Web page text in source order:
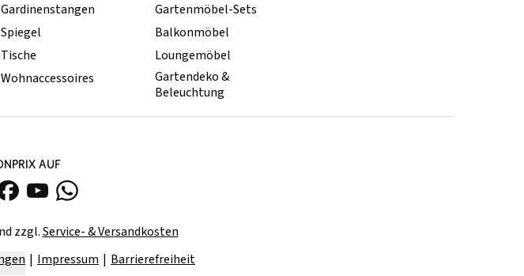
Gardinenstangen
Spiegel
Tische
Wohnaccessoires
Gartenmöbel-Sets
Balkonmöbel
Loungemöbel
Gartendeko &
Beleuchtung
AUF
zzgl.Service- & Versandkosten
Impressum Barrierefreiheit